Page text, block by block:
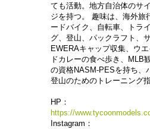
ても活動。地方自治体のサ
ジを持つ。 趣味は、海外旅
ードバイク、自転車、トラ
グ、登山、パックラフト、
EWERAキャップ収集、ウ
ドカレーの食べ歩き、MLB
の資格NASM-PESを持ち、
登山のためのトレーニング
HP：
https://
Instagram：